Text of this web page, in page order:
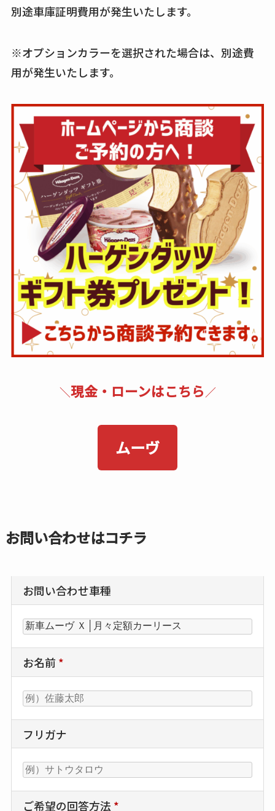
別途車庫証明費用が発生いたします。
※オプションカラーを選択された場合は、別途費
用が発生いたします。
＼現金・ローンはこちら ／
ムーヴ
お問い合わせはコチラ
お問い合わせ車種
お名前 *
フリガナ
ご希望の回答方法 *